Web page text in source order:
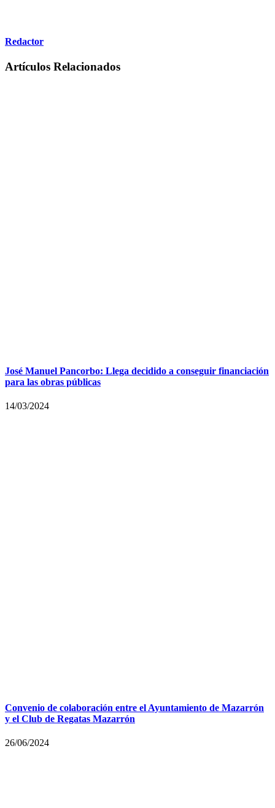
Redactor
Artículos Relacionados
José Manuel Pancorbo: Llega decidido a conseguir financiación
para las obras públicas
14/03/2024
Convenio de colaboración entre el Ayuntamiento de Mazarrón
y el Club de Regatas Mazarrón
26/06/2024